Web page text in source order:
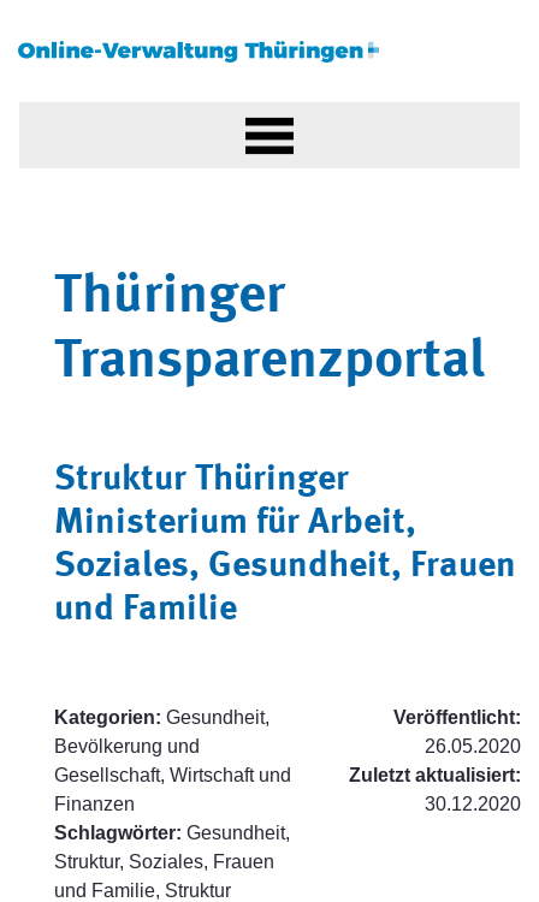
Thüringer
Transparenzportal
Struktur Thüringer
Ministerium für Arbeit,
Soziales, Gesundheit, Frauen
und Familie
Kategorien: Gesundheit,
Bevölkerung und
Gesellschaft, Wirtschaft und
Finanzen
Schlagwörter: Gesundheit,
Struktur, Soziales, Frauen
und Familie, Struktur
Veröffentlicht:
26.05.2020
Zuletzt aktualisiert:
30.12.2020